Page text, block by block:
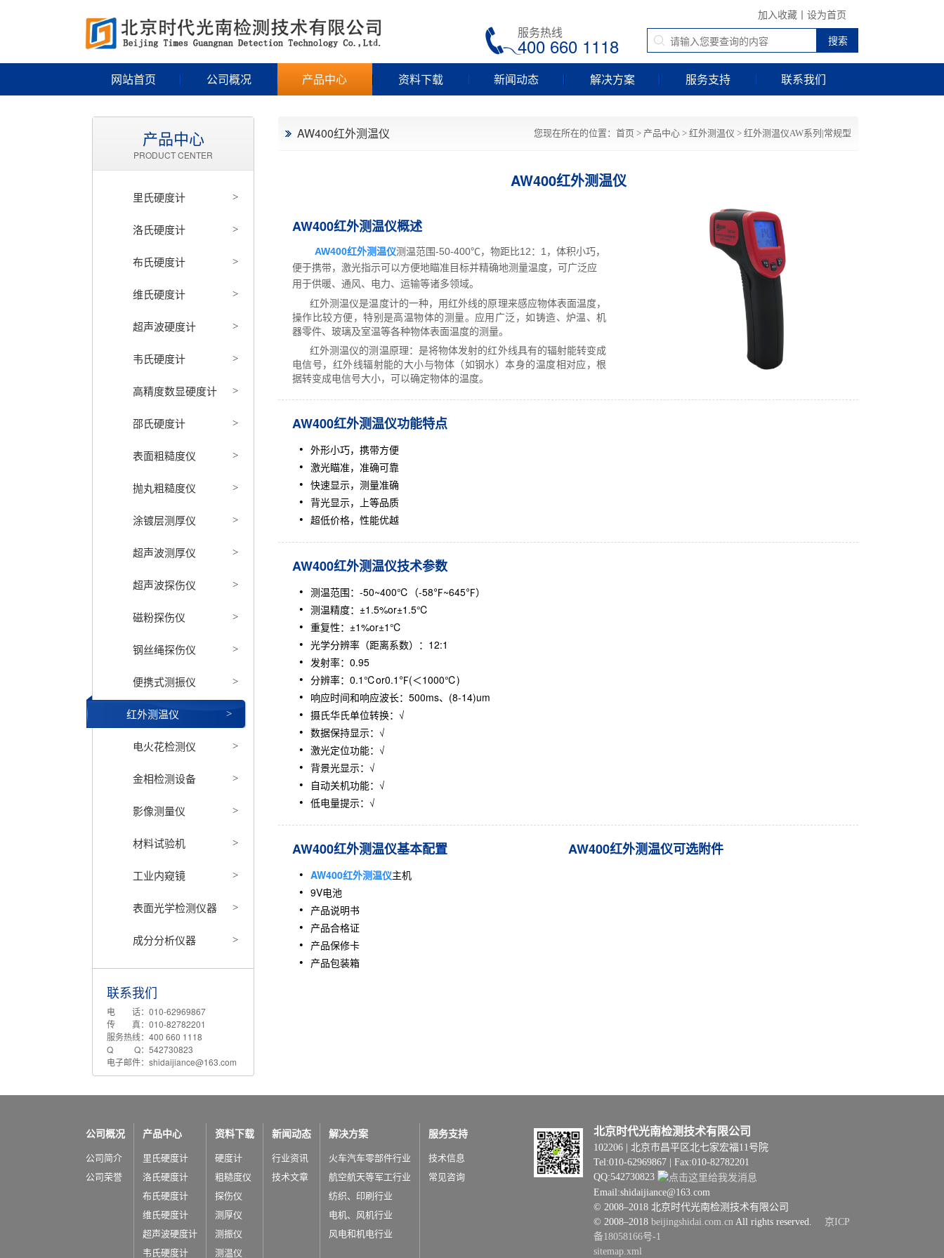
加入收藏 丨 设为首页
服务热线
400 660 1118
网站首页 公司概况 产品中心 资料下载 新闻动态 解决方案 服务支持 联系我们
AW400红外测温仪 您现在所在的位置： 首页 > 产品中心 > 红外测温仪 > 红外测温仪AW系列|常规型
AW400红外测温仪
AW400红外测温仪概述
AW400红外测温仪测温范围-50-400℃，物距比12：1，体积小巧，
便于携带，激光指示可以方便地瞄准目标并精确地测量温度，可广泛应
用于供暖、通风、电力、运输等诸多领域。
红外测温仪是温度计的一种，用红外线的原理来感应物体表面温度，
操作比较方便，特别是高温物体的测量。应用广泛，如铸造、炉温、机
器零件、玻璃及室温等各种物体表面温度的测量。
红外测温仪的测温原理：是将物体发射的红外线具有的辐射能转变成
电信号，红外线辐射能的大小与物体（如钢水）本身的温度相对应，根
据转变成电信号大小，可以确定物体的温度。
AW400红外测温仪功能特点
外形小巧，携带方便
激光瞄准，准确可靠
快速显示，测量准确
背光显示，上等品质
超低价格，性能优越
AW400红外测温仪技术参数
测温范围：-50~400℃（-58℉~645℉）
测温精度：±1.5%or±1.5℃
重复性：±1%or±1℃
光学分辨率（距离系数）：12:1
发射率：0.95
分辨率：0.1℃or0.1℉(＜1000℃)
响应时间和响应波长：500ms、(8-14)um
摄氏华氏单位转换：√
数据保持显示：√
激光定位功能：√
背景光显示：√
自动关机功能：√
低电量提示：√
AW400红外测温仪基本配置
AW400红外测温仪主机
9V电池
产品说明书
产品合格证
产品保修卡
产品包装箱
AW400红外测温仪可选附件
产品中心
PRODUCT CENTER
里氏硬度计 >
洛氏硬度计 >
布氏硬度计 >
维氏硬度计 >
超声波硬度计 >
韦氏硬度计 >
高精度数显硬度计 >
邵氏硬度计 >
表面粗糙度仪 >
抛丸粗糙度仪 >
涂镀层测厚仪 >
超声波测厚仪 >
超声波探伤仪 >
磁粉探伤仪 >
钢丝绳探伤仪 >
便携式测振仪 >
红外测温仪 >
电火花检测仪 >
金相检测设备 >
影像测量仪 >
材料试验机 >
工业内窥镜 >
表面光学检测仪器 >
成分分析仪器 >
联系我们
电 话：010-62969867
传 真：010-82782201
服务热线：400 660 1118
Q Q：542730823
电子邮件：shidaijiance@163.com
公司概况
公司简介
公司荣誉
产品中心
里氏硬度计
洛氏硬度计
布氏硬度计
维氏硬度计
超声波硬度计
韦氏硬度计
资料下载
硬度计
粗糙度仪
探伤仪
测厚仪
测振仪
测温仪
新闻动态
行业资讯
技术文章
解决方案
火车汽车零部件行业
航空航天等军工行业
纺织、印刷行业
电机、风机行业
风电和机电行业
服务支持
技术信息
常见咨询
北京时代光南检测技术有限公司
102206 | 北京市昌平区北七家宏福11号院
Tel:010-62969867 | Fax:010-82782201
QQ:542730823
Email:shidaijiance@163.com
© 2008–2018 北京时代光南检测技术有限公司
© 2008–2018 beijingshidai.com.cn All rights reserved. 京ICP
备18058166号-1
sitemap.xml